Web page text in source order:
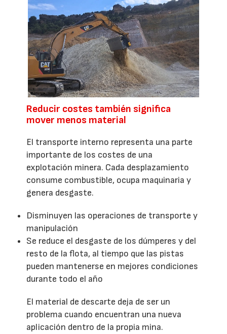
Reducir costes también significa
mover menos material
El transporte interno representa una parte
importante de los costes de una
explotación minera. Cada desplazamiento
consume combustible, ocupa maquinaria y
genera desgaste.
Disminuyen las operaciones de transporte y
manipulación
Se reduce el desgaste de los dúmperes y del
resto de la flota, al tiempo que las pistas
pueden mantenerse en mejores condiciones
durante todo el año
El material de descarte deja de ser un
problema cuando encuentran una nueva
aplicación dentro de la propia mina.